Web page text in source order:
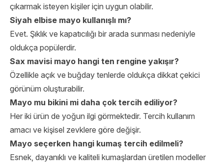
çıkarmak isteyen kişiler için uygun olabilir.
Siyah elbise mayo kullanışlı mı?
Evet. Şıklık ve kapatıcılığı bir arada sunması nedeniyle
oldukça popülerdir.
Sax mavisi mayo hangi ten rengine yakışır?
Özellikle açık ve buğday tenlerde oldukça dikkat çekici
görünüm oluşturabilir.
Mayo mu bikini mi daha çok tercih ediliyor?
Her iki ürün de yoğun ilgi görmektedir. Tercih kullanım
amacı ve kişisel zevklere göre değişir.
Mayo seçerken hangi kumaş tercih edilmeli?
Esnek, dayanıklı ve kaliteli kumaşlardan üretilen modeller